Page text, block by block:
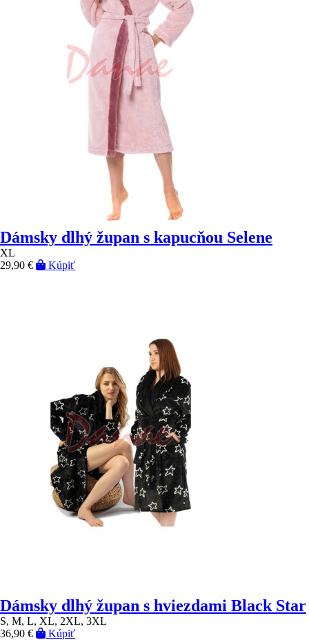
Dámsky dlhý župan s kapucňou Selene
XL
29,90 €
Kúpiť
Dámsky dlhý župan s hviezdami Black Star
S, M, L, XL, 2XL, 3XL
36,90 €
Kúpiť